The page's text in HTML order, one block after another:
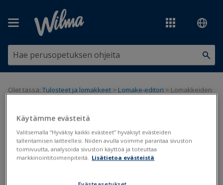
Olet tässä: Tulosteet ja lomakkeet >Lomake-editori > Lomakkeiden
Lomakkeiden käyttöoikeudet
Lomakkeen muokkaus
Käytämme evästeitä
Valitsemalla “Hyväksy kaikki evästeet” hyväksyt evästeiden
tallentamisen laitteellesi. Niiden avulla voimme parantaa sivuston
toimivuutta, analysoida sivuston käyttöä ja toteuttaa
markkinointitoimenpiteitä. Lisätietoa evästeistä